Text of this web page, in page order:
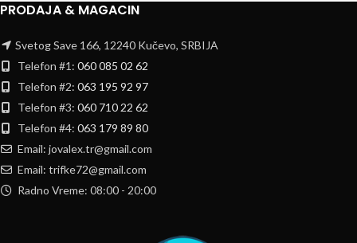
PRODAJA & MAGACIN
Svetog Save 166, 12240 Kučevo, SRBIJA
Telefon #1: 060 085 02 62
Telefon #2: 063 195 92 97
Telefon #3: 060 710 22 62
Telefon #4: 063 179 89 80
Email: jovalex.tr@gmail.com
Email: trifke72@gmail.com
Radno Vreme: 08:00 - 20:00